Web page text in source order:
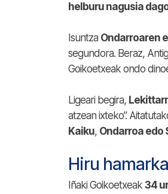
helburu nagusia
Isuntza Ondarroaren
segundora. Beraz,
Goikoetxeak ondo
Ligeari begira,
atzean ixteko”.
Kaiku, Ondarroa edo
Hiru
Iñaki Goikoetxeak 34